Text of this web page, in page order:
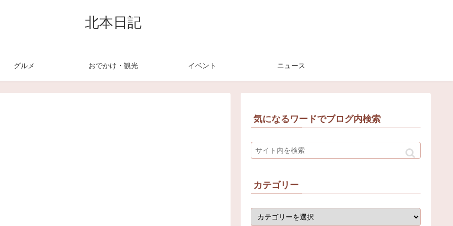
北本日記
グルメ おでかけ・観光 イベント ニュース
気になるワードでブログ内検索
カテゴリー